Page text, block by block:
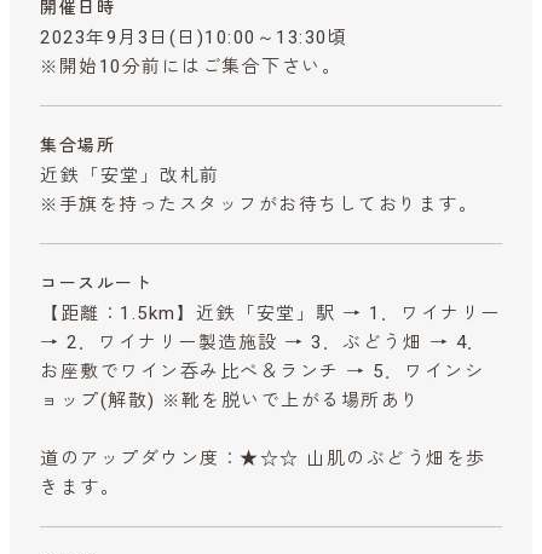
開催日時
2023年9月3日(日)10:00～13:30頃
※開始10分前にはご集合下さい。
集合場所
近鉄「安堂」改札前
※手旗を持ったスタッフがお待ちしております。
コースルート
【距離：1.5km】近鉄「安堂」駅 → 1．ワイナリー
→ 2．ワイナリー製造施設 → 3．ぶどう畑 → 4．
お座敷でワイン呑み比べ＆ランチ → 5．ワインシ
ョップ(解散) ※靴を脱いで上がる場所あり
道のアップダウン度：★☆☆ 山肌のぶどう畑を歩
きます。